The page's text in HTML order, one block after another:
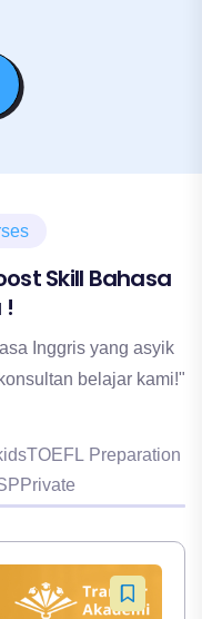
Skill Bahasa
!
Inggris yang asyik
belajar kami!"
TOEFL Preparation
Private